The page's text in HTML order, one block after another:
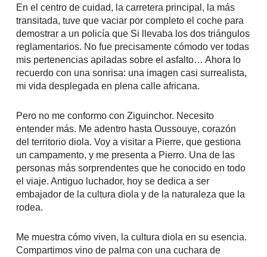
En el centro de cuidad, la carretera principal, la más
transitada, tuve que vaciar por completo el coche para
demostrar a un policía que Si llevaba los dos triángulos
reglamentarios. No fue precisamente cómodo ver todas
mis pertenencias apiladas sobre el asfalto… Ahora lo
recuerdo con una sonrisa: una imagen casi surrealista,
mi vida desplegada en plena calle africana.
Pero no me conformo con Ziguinchor. Necesito
entender más. Me adentro hasta Oussouye, corazón
del territorio diola. Voy a visitar a Pierre, que gestiona
un campamento, y me presenta a Pierro. Una de las
personas más sorprendentes que he conocido en todo
el viaje. Antiguo luchador, hoy se dedica a ser
embajador de la cultura diola y de la naturaleza que la
rodea.
Me muestra cómo viven, la cultura diola en su esencia.
Compartimos vino de palma con una cuchara de